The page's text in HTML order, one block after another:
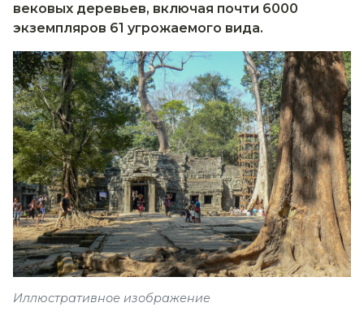
вековых деревьев, включая почти 6000
экземпляров 61 угрожаемого вида.
Иллюстративное изображение